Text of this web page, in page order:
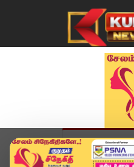
முகப்பு